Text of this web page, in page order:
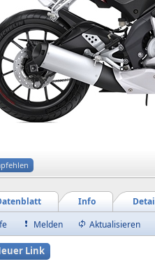
Info
Melden Aktualisieren
Link